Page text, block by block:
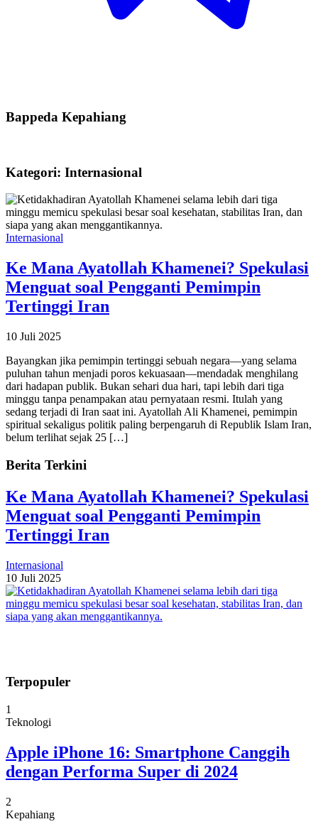
Bappeda Kepahiang
Kategori: Internasional
Internasional
Ke Mana Ayatollah Khamenei? Spekulasi
Menguat soal Pengganti Pemimpin
Tertinggi Iran
10 Juli 2025
Bayangkan jika pemimpin tertinggi sebuah negara—yang selama
puluhan tahun menjadi poros kekuasaan—mendadak menghilang
dari hadapan publik. Bukan sehari dua hari, tapi lebih dari tiga
minggu tanpa penampakan atau pernyataan resmi. Itulah yang
sedang terjadi di Iran saat ini. Ayatollah Ali Khamenei, pemimpin
spiritual sekaligus politik paling berpengaruh di Republik Islam Iran,
belum terlihat sejak 25 […]
Berita Terkini
Ke Mana Ayatollah Khamenei? Spekulasi
Menguat soal Pengganti Pemimpin
Tertinggi Iran
Internasional
10 Juli 2025
Terpopuler
1
Teknologi
Apple iPhone 16: Smartphone Canggih
dengan Performa Super di 2024
2
Kepahiang